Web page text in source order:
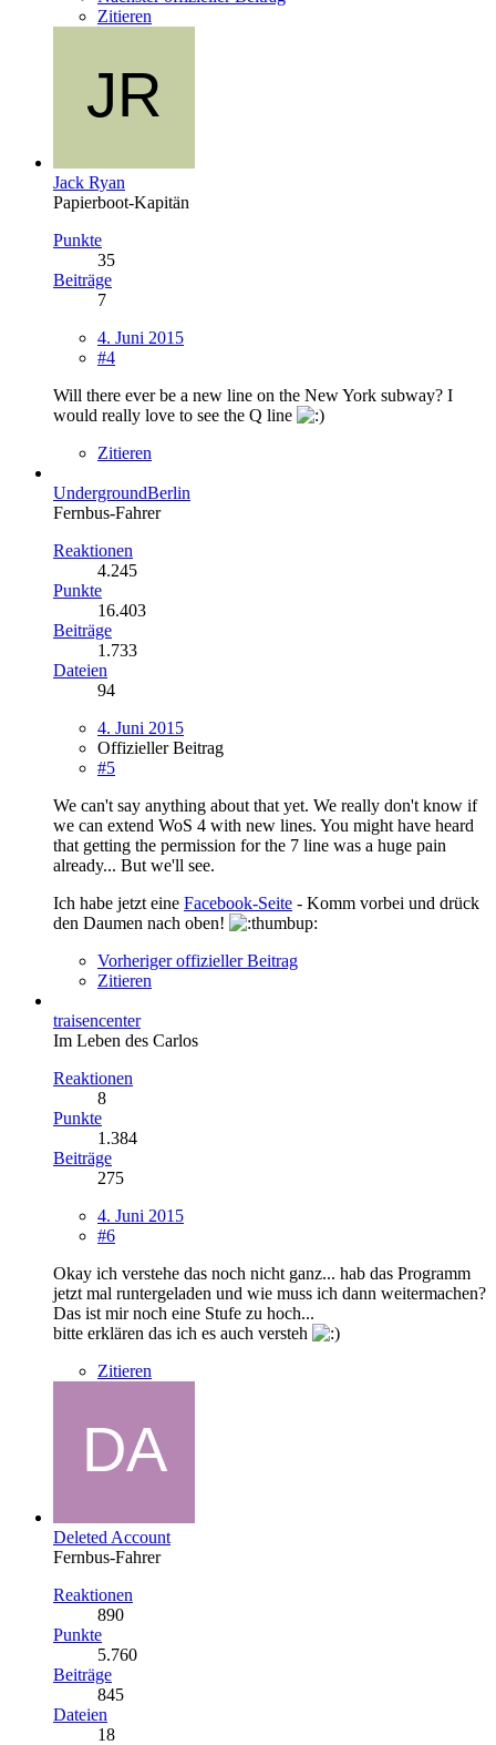
Zitieren
Jack Ryan
Papierboot-Kapitän
Punkte
35
Beiträge
7
4. Juni 2015
#4
Will there ever be a new line on the New York subway? I
would really love to see the Q line
Zitieren
UndergroundBerlin
Fernbus-Fahrer
Reaktionen
4.245
Punkte
16.403
Beiträge
1.733
Dateien
94
4. Juni 2015
Offizieller Beitrag
#5
We can't say anything about that yet. We really don't know if
we can extend WoS 4 with new lines. You might have heard
that getting the permission for the 7 line was a huge pain
already... But we'll see.
Ich habe jetzt eine Facebook-Seite - Komm vorbei und drück
den Daumen nach oben!
Vorheriger offizieller Beitrag
Zitieren
traisencenter
Im Leben des Carlos
Reaktionen
8
Punkte
1.384
Beiträge
275
4. Juni 2015
#6
Okay ich verstehe das noch nicht ganz... hab das Programm
jetzt mal runtergeladen und wie muss ich dann weitermachen?
Das ist mir noch eine Stufe zu hoch...
bitte erklären das ich es auch versteh
Zitieren
Deleted Account
Fernbus-Fahrer
Reaktionen
890
Punkte
5.760
Beiträge
845
Dateien
18